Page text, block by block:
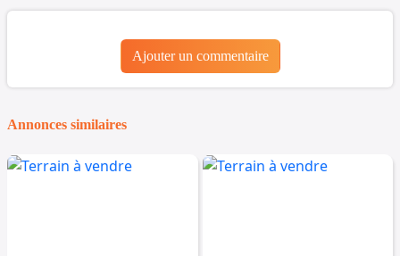
Ajouter un commentaire
Annonces similaires